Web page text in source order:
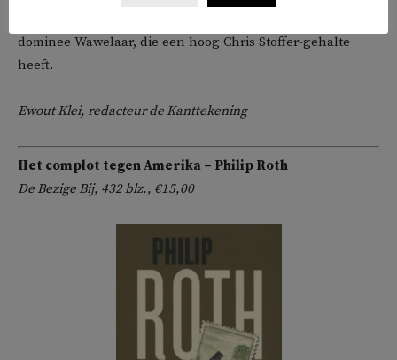
dominee Wawelaar, die een hoog Chris Stoffer-gehalte
heeft.
Ewout Klei, redacteur de Kanttekening
Het complot tegen Amerika – Philip Roth
De Bezige Bij, 432 blz., €15,00